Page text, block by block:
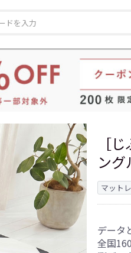
［
ン
マット
データ
全国